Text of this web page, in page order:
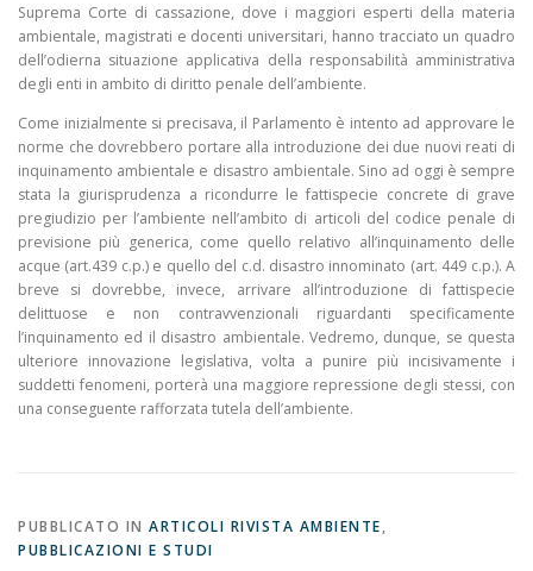
Suprema Corte di cassazione, dove i maggiori esperti della materia
ambientale, magistrati e docenti universitari, hanno tracciato un quadro
dell’odierna situazione applicativa della responsabilità amministrativa
degli enti in ambito di diritto penale dell’ambiente.
Come inizialmente si precisava, il Parlamento è intento ad approvare le
norme che dovrebbero portare alla introduzione dei due nuovi reati di
inquinamento ambientale e disastro ambientale. Sino ad oggi è sempre
stata la giurisprudenza a ricondurre le fattispecie concrete di grave
pregiudizio per l’ambiente nell’ambito di articoli del codice penale di
previsione più generica, come quello relativo all’inquinamento delle
acque (art.439 c.p.) e quello del c.d. disastro innominato (art. 449 c.p.). A
breve si dovrebbe, invece, arrivare all’introduzione di fattispecie
delittuose e non contravvenzionali riguardanti specificamente
l’inquinamento ed il disastro ambientale. Vedremo, dunque, se questa
ulteriore innovazione legislativa, volta a punire più incisivamente i
suddetti fenomeni, porterà una maggiore repressione degli stessi, con
una conseguente rafforzata tutela dell’ambiente.
PUBBLICATO IN ARTICOLI RIVISTA AMBIENTE,
PUBBLICAZIONI E STUDI